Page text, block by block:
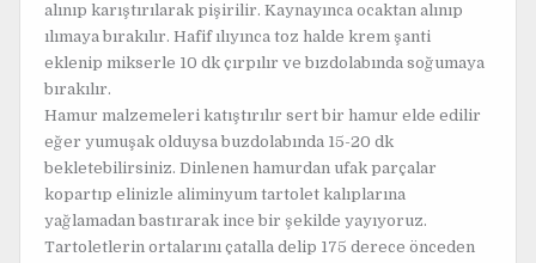
alınıp karıştırılarak pişirilir. Kaynayınca ocaktan alınıp
ılımaya bırakılır. Hafif ılıyınca toz halde krem şanti
eklenip mikserle 10 dk çırpılır ve bızdolabında soğumaya
bırakılır.
Hamur malzemeleri katıştırılır sert bir hamur elde edilir
eğer yumuşak olduysa buzdolabında 15-20 dk
bekletebilirsiniz. Dinlenen hamurdan ufak parçalar
kopartıp elinizle aliminyum tartolet kalıplarına
yağlamadan bastırarak ince bir şekilde yayıyoruz.
Tartoletlerin ortalarını çatalla delip 175 derece önceden